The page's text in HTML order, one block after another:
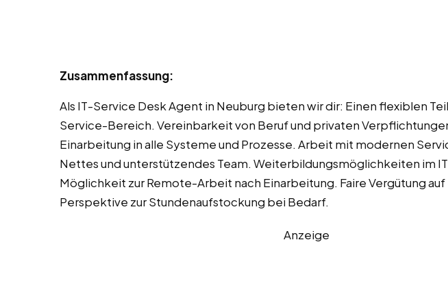
Zusammenfassung:
Als IT-Service Desk Agent in Neuburg bieten wir dir: Einen flexiblen
Service-Bereich. Vereinbarkeit von Beruf und privaten
Einarbeitung in alle Systeme und Prozesse. Arbeit mit modernen
Nettes und unterstützendes Team. Weiterbildungsmöglichkeiten im
Möglichkeit zur Remote-Arbeit nach Einarbeitung. Faire Vergütung auf
Perspektive zur Stundenaufstockung bei Bedarf.
Anzeige